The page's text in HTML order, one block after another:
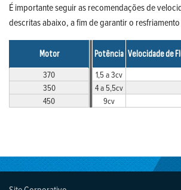
É importante seguir as recomendações de
descritas abaixo, a fim de garantir o
Potência Velocidade de
1,5 a 3cv
4 a 5,5cv
9cv
Motor
370
350
450